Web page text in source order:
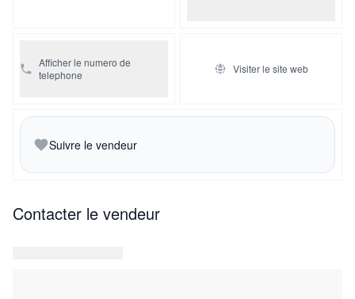
Afficher le numero de
telephone
Visiter le site web
Suivre le vendeur
Contacter le vendeur